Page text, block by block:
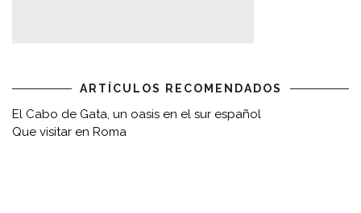
ARTÍCULOS RECOMENDADOS
El Cabo de Gata, un oasis en el sur español
Que visitar en Roma